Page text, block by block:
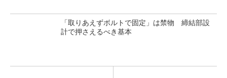
「取りあえずボルトで固定」は禁物 締結部設
計で押さえるべき基本